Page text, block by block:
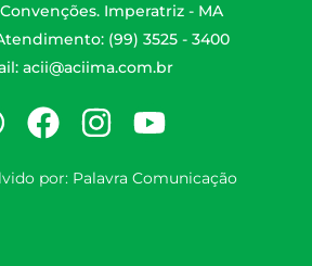
Imperatriz - MA
(99) 3525 - 3400
acii@aciima.com.br
por: Palavra Comunicação